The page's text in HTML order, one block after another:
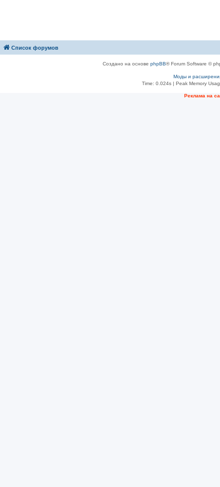
Список форумов
Создано на основе phpBB® Forum Software ©
Моды и
Time: 0.024s| Peak Memory
Рeклама на